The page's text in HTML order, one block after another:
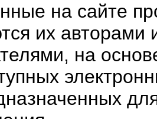
на сайте
их авторами
на